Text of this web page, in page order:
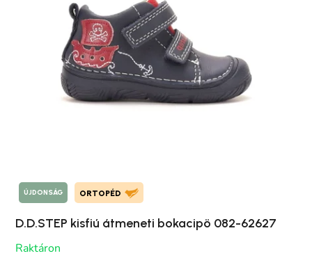
ÚJDONSÁG ORTOPÉD
D.D.STEP kisfiú átmeneti bokacipö 082-62627
Raktáron